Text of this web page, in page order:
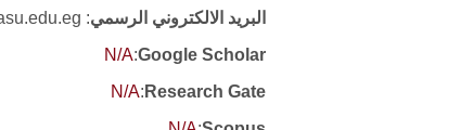
البريد الالكتروني الرسمي: hnzohny@eng.asu.edu.eg
Google Scholar
:
N/A
Research Gate
:
N/A